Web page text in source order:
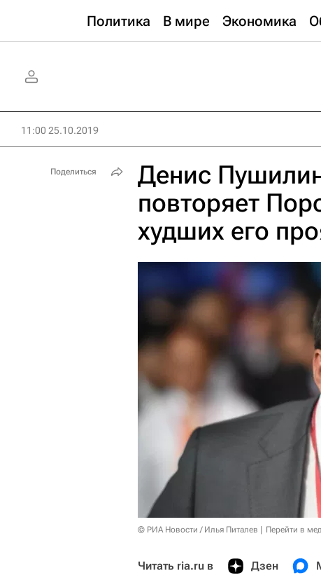
Политика В мире Экономика
11:00 25.10.2019
Денис
повторяет
худших его
© РИА Новости / Илья Питалев Перейти в
Читать ria.ru в Дзен
Поделиться